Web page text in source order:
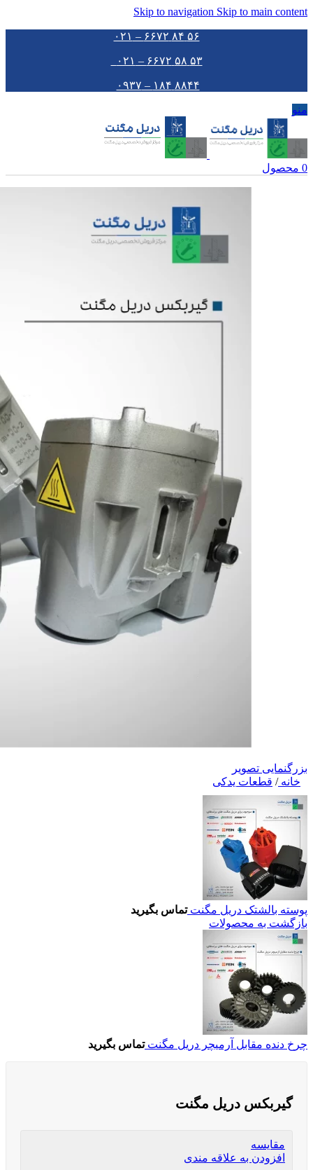
Skip to navigation Skip to main content
۵۶ ۸۴ ۶۶۷۲ – ۰۲۱
۵۳ ۵۸ ۶۶۷۲ – ۰۲۱
۸۸۴۴ ۱۸۴ – ۰۹۳۷
منو
0 محصول
بزرگنمایی تصویر
خانه/ قطعات یدکی
پوسته بالشتک دریل مگنتتماس بگیرید
بازگشت به محصولات
چرخ دنده مقابل آرمیچر دریل مگنتتماس بگیرید
گیربکس دریل مگنت
مقایسه
افزودن به علاقه مندی